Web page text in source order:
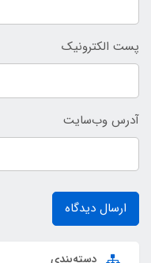
پست الکترونیک
آدرس وب‌سایت
ارسال دیدگاه
دسته‌بندی